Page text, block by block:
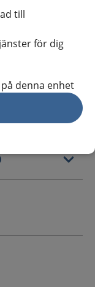
till
för dig
denna enhet